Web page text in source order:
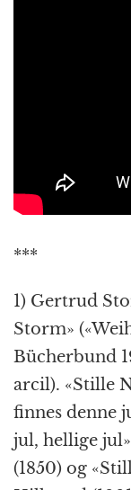
***
1) Gertrud
Storm»
Bücherbund
arcil). «Stille
finnes denne
jul, hellige
(1850) og